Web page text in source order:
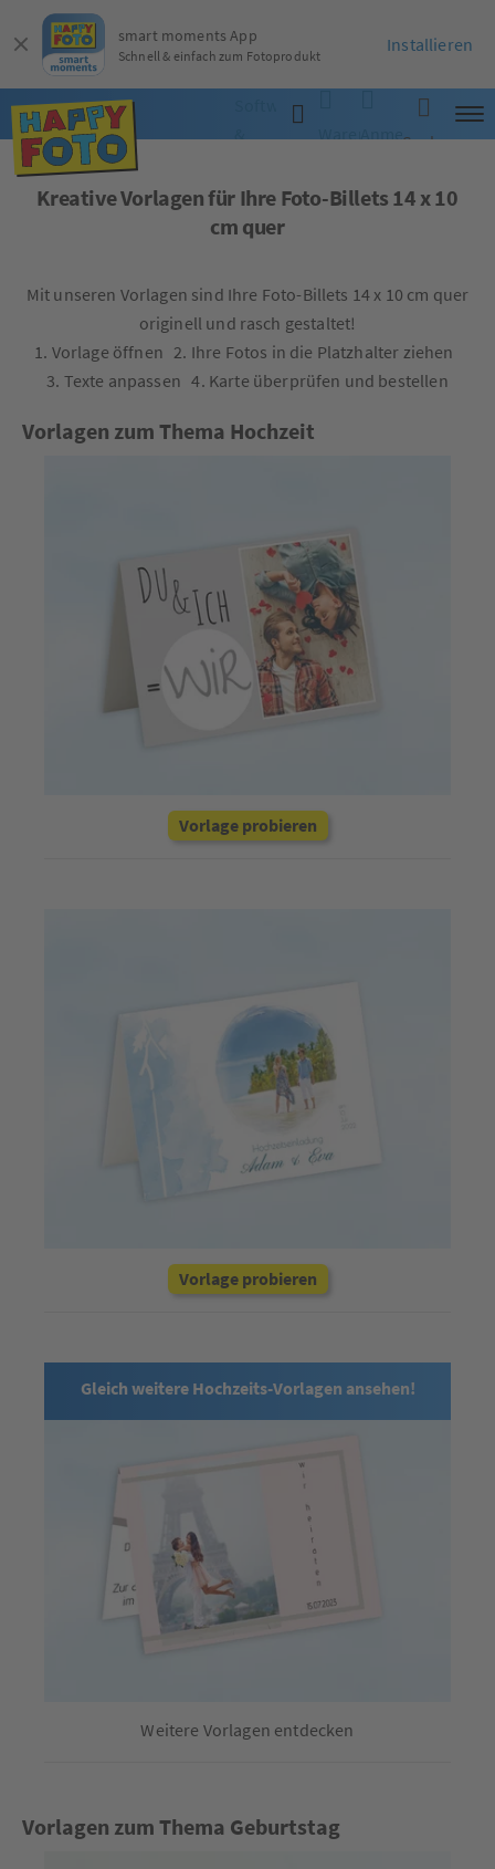
Software
WarenkorbAnmelden
Suche
Kreative Vorlagen für Ihre Foto-Billets 14 x 10
cm quer
Mit unseren Vorlagen sind Ihre Foto-Billets 14 x 10 cm quer
originell und rasch gestaltet!
1. Vorlage öffnen 2. Ihre Fotos in die Platzhalter ziehen
3. Texte anpassen 4. Karte überprüfen und bestellen
Vorlagen zum Thema Hochzeit
Vorlage probieren
Vorlage probieren
Gleich weitere Hochzeits-Vorlagen ansehen!
Weitere Vorlagen entdecken
Vorlagen zum Thema Geburtstag
smart moments App
Schnell & einfach zum Fotoprodukt
Installieren